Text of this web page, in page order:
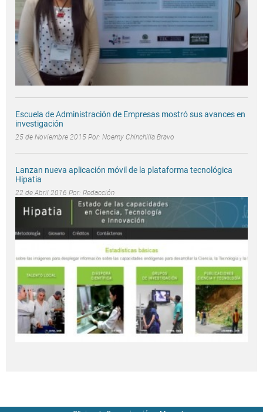
Escuela de Administración de Empresas mostró sus avances en
investigación
25 de Noviembre 2015 Por: Noemy Chinchilla Bravo
Lanzan nueva aplicación móvil de la plataforma tecnológica
Hipatia
22 de Abril 2016 Por: Redacción